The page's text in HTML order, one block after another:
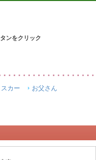
ンをクリック
カー
お父さん